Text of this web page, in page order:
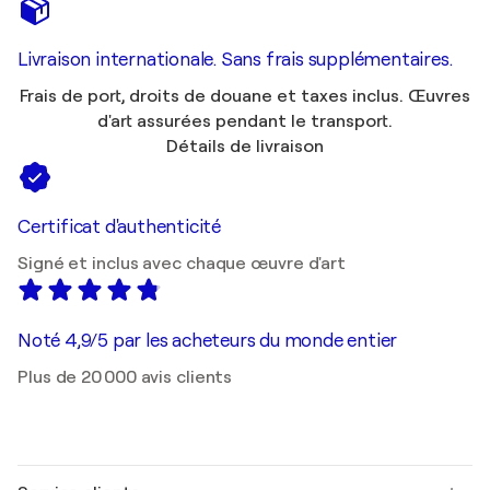
Livraison internationale. Sans frais supplémentaires.
Frais de port, droits de douane et taxes inclus. Œuvres
d'art assurées pendant le transport.
Détails de livraison
Certificat d'authenticité
Signé et inclus avec chaque œuvre d'art
Noté 4,9/5 par les acheteurs du monde entier
Plus de 20 000 avis clients